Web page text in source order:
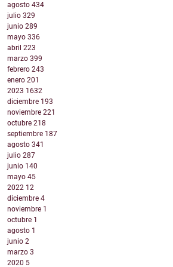
agosto 434
julio 329
junio 289
mayo 336
abril 223
marzo 399
febrero 243
enero 201
2023 1632
diciembre 193
noviembre 221
octubre 218
septiembre 187
agosto 341
julio 287
junio 140
mayo 45
2022 12
diciembre 4
noviembre 1
octubre 1
agosto 1
junio 2
marzo 3
2020 5